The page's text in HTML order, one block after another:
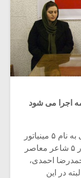
اجرا می شود
سال گذشته گروه کر تهران مجموعه ای به نام ۵ مینیاتور
کرال را از من اجرا کردند که روی اشعار ۵ شاعر معاصر
احمدی،
در این